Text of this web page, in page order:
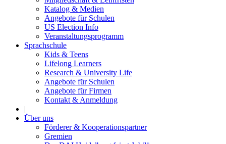
Katalog & Medien
Angebote für Schulen
US Election Info
Veranstaltungsprogramm
Sprachschule
Kids & Teens
Lifelong Learners
Research & University Life
Angebote für Schulen
Angebote für Firmen
Kontakt & Anmeldung
|
Über uns
Förderer & Kooperationspartner
Gremien